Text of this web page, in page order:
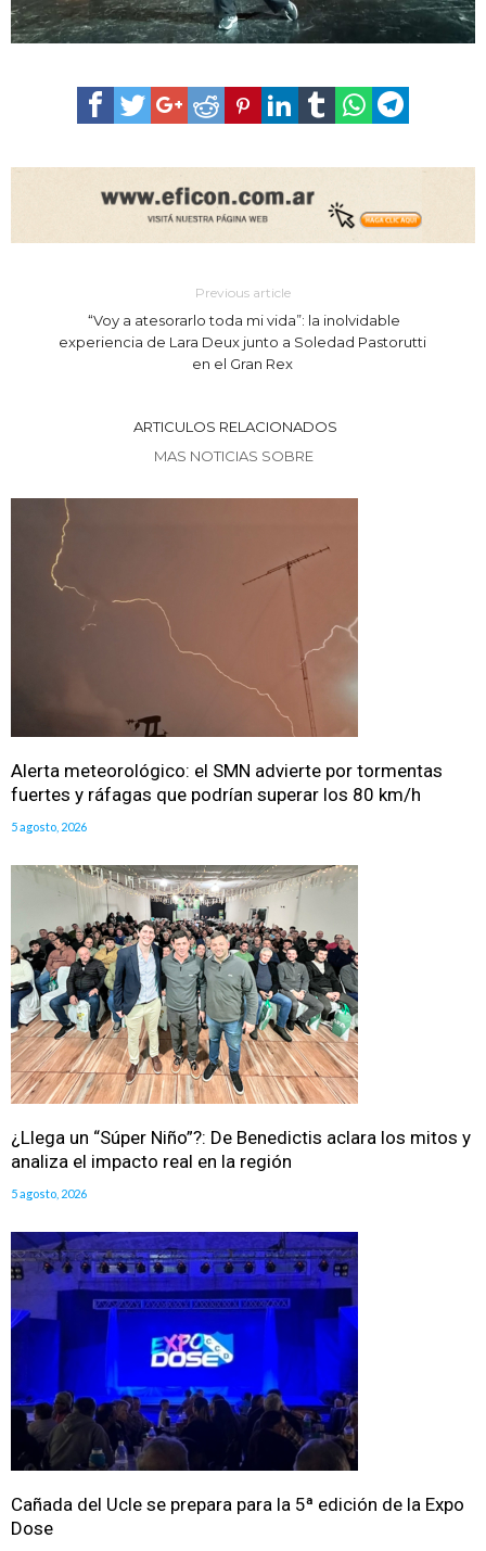
Previous article
“Voy a atesorarlo toda mi vida”: la inolvidable
experiencia de Lara Deux junto a Soledad Pastorutti
en el Gran Rex
ARTICULOS RELACIONADOS
MAS NOTICIAS SOBRE
Alerta meteorológico: el SMN advierte por tormentas
fuertes y ráfagas que podrían superar los 80 km/h
5 agosto, 2026
¿Llega un “Súper Niño”?: De Benedictis aclara los mitos y
analiza el impacto real en la región
5 agosto, 2026
Cañada del Ucle se prepara para la 5ª edición de la Expo
Dose